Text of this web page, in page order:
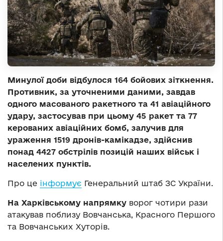
Минулої доби відбулося 164 бойових зіткнення.
Противник, за уточненими даними, завдав
одного масованого ракетного та 41 авіаційного
удару, застосував при цьому 45 ракет та 77
керованих авіаційних бомб, залучив для
ураження 1519 дронів-камікадзе, здійснив
понад 4427 обстрілів позицій наших військ і
населених пунктів.
Про це інформує Генеральний штаб ЗС України.
На Харківському напрямку ворог чотири рази
атакував поблизу Вовчанська, Красного Першого
та Вовчанських Хуторів.